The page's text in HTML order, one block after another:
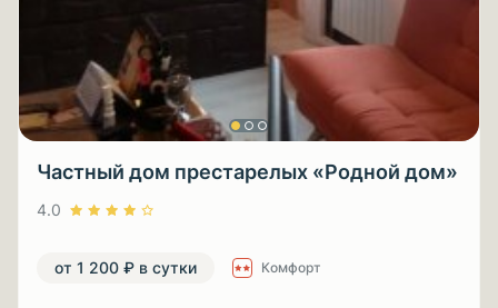
Частный дом престарелых «Родной дом»
4.0
от 1 200 ₽ в сутки Комфорт